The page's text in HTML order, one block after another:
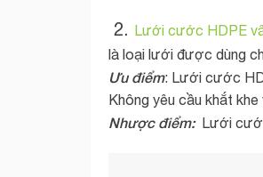
2. Lưới cước HDPE
là loại lưới được dùng
Ưu điểm: Lưới cước
Không yêu cầu khắt
Nhược điểm:Lưới